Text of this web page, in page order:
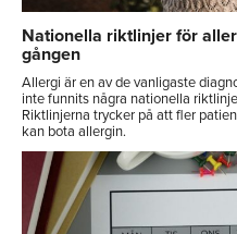
Nationella riktlinjer för
gången
Allergi är en av de vanligaste
inte funnits några nationella
Riktlinjerna trycker på att fler
kan bota allergin.